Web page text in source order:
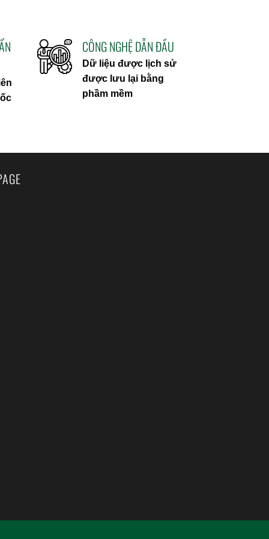
CÔNG NGHỆ DẪN ĐẦU
Dữ liệu được lịch sử
được lưu lại bằng
phầm mềm